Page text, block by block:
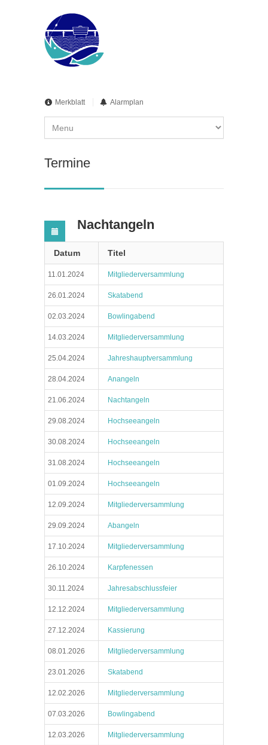
Merkblatt Alarmplan
Termine
Nachtangeln
Datum Titel
11.01.2024 Mitgliederversammlung
26.01.2024 Skatabend
02.03.2024 Bowlingabend
14.03.2024 Mitgliederversammlung
25.04.2024 Jahreshauptversammlung
28.04.2024 Anangeln
21.06.2024 Nachtangeln
29.08.2024 Hochseeangeln
30.08.2024 Hochseeangeln
31.08.2024 Hochseeangeln
01.09.2024 Hochseeangeln
12.09.2024 Mitgliederversammlung
29.09.2024 Abangeln
17.10.2024 Mitgliederversammlung
26.10.2024 Karpfenessen
30.11.2024 Jahresabschlussfeier
12.12.2024 Mitgliederversammlung
27.12.2024 Kassierung
08.01.2026 Mitgliederversammlung
23.01.2026 Skatabend
12.02.2026 Mitgliederversammlung
07.03.2026 Bowlingabend
12.03.2026 Mitgliederversammlung